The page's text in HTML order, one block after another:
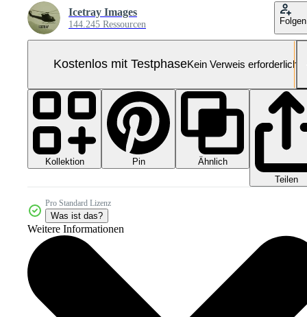
Icetray Images
144.245 Ressourcen Folgen
Kostenlos mit TestphaseKein Verweis erforderlich
Kollektion Pin
Ähnlich
Teilen
Pro Standard Lizenz
Was ist das?
Weitere Informationen